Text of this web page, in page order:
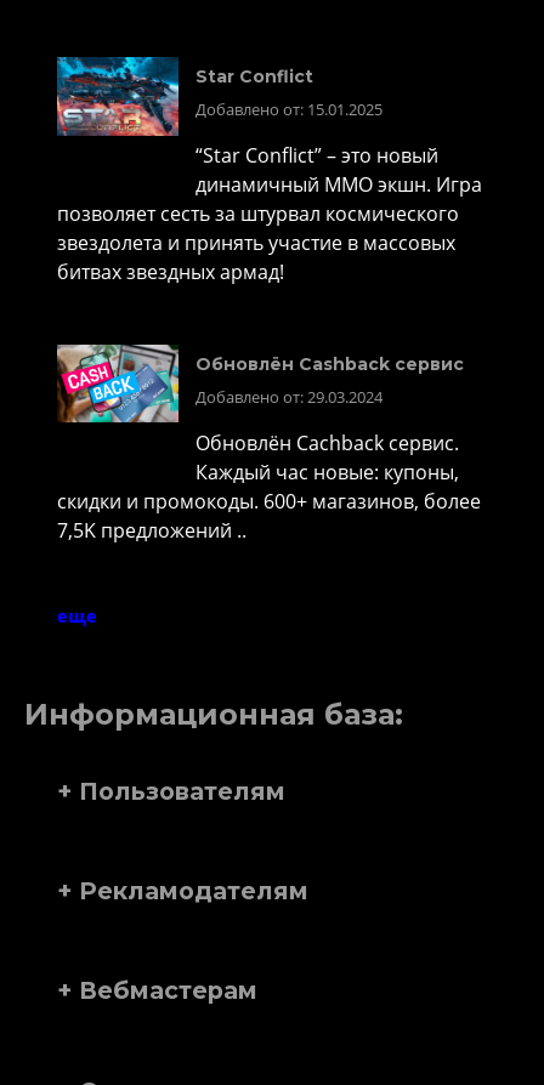
Star Conflict
Добавлено от: 15.01.2025
“Star Conflict” – это новый
динамичный MMO экшн. Игра
позволяет сесть за штурвал космического
звездолета и принять участие в массовых
битвах звездных армад!
Обновлён Cashback сервис
Добавлено от: 29.03.2024
Обновлён Cachback сервис.
Каждый час новые: купоны,
скидки и промокоды. 600+ магазинов, более
7,5K предложений ..
еще
Информационная база:
+ Пользователям
+ Рекламодателям
+ Вебмастерам